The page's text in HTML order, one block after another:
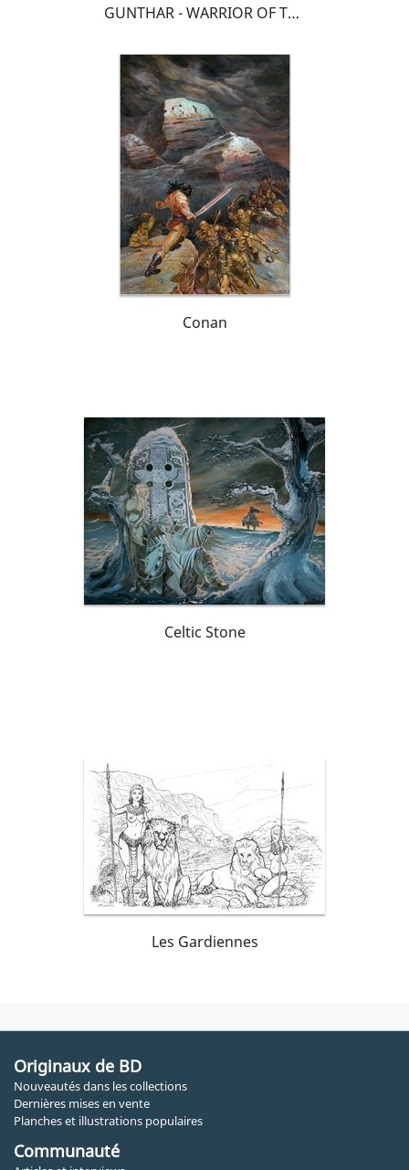
GUNTHAR - WARRIOR OF THE LOST WORLD couleur directe
Conan
Celtic Stone
Les Gardiennes
Originaux de BD
Nouveautés dans les collections
Dernières mises en vente
Planches et illustrations populaires
Communauté